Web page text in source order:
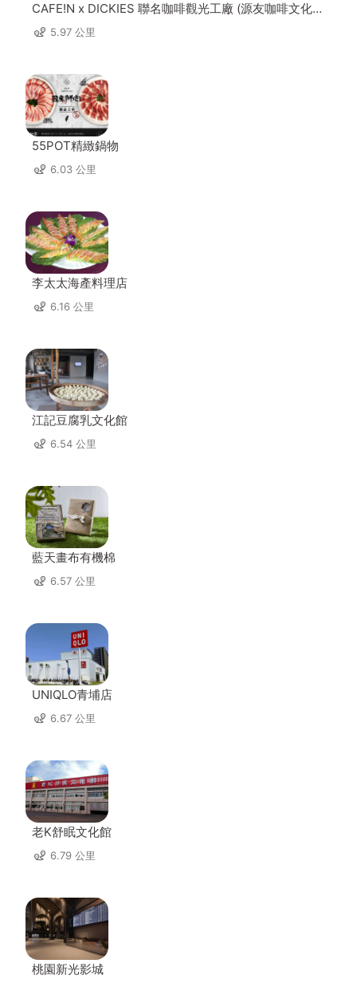
CAFE!N x DICKIES 聯名咖啡觀光工廠 (源友咖啡文化園
區) 5.97 公里
55POT精緻鍋物
6.03 公里
李太太海產料理店
6.16 公里
江記豆腐乳文化館
6.54 公里
藍天畫布有機棉
6.57 公里
UNIQLO青埔店
6.67 公里
老K舒眠文化館
6.79 公里
桃園新光影城